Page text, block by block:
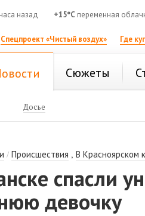
назад +15°C переменная
Спецпроект «Чистый воздух» Где
Сюжеты
Досье
/Происшествия ,В Красноярском
спасли
девочку